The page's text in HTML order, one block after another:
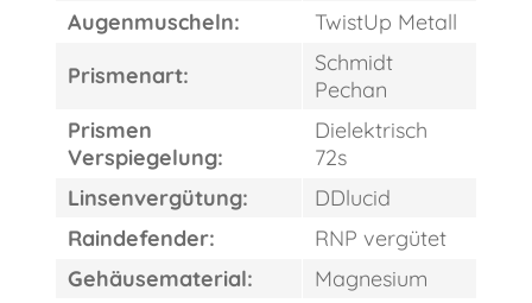
Augenmuscheln:
TwistUp Metall
Prismenart:
Schmidt
Pechan
Prismen
Verspiegelung:
Dielektrisch
72s
Linsenvergütung:
DDlucid
Raindefender:
RNP vergütet
Gehäusematerial:
Magnesium